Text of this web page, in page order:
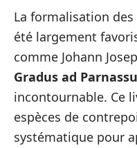
La formalisation
été largement
comme Johann
Gradus ad
incontournable. Ce
espèces de
systématique pour